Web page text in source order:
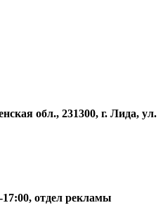
обл., 231300, г. Лида, ул.
отдел рекламы